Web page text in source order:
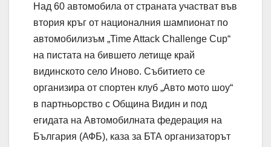
Над 60 автомобила от страната участват във
втория кръг от националния шампионат по
автомобилизъм „Time Attack Challenge Cup“
на пистата на бившето летище край
видинското село Иново. Събитието се
организира от спортен клуб „Авто мото шоу“
в партньорство с Община Видин и под
егидата на Автомобилната федерация на
България (АФБ), каза за БТА организаторът